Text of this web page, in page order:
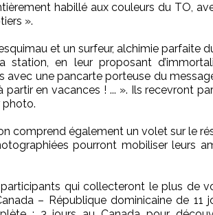
habillé aux couleurs du TO,
».
et un surfeur, alchimie parfaite
station, en leur proposant
avec une pancarte porteuse du
partir en vacances ! ... ». Ils recevront
photo.
comprend également un volet sur le
pourront mobiliser leurs
qui collecteront le plus de
– République dominicaine de